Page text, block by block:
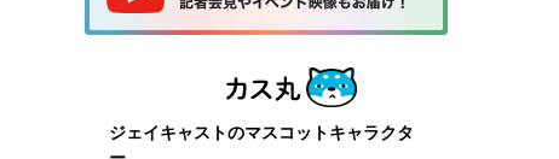
ジェイキャストのマスコットキャラクタ